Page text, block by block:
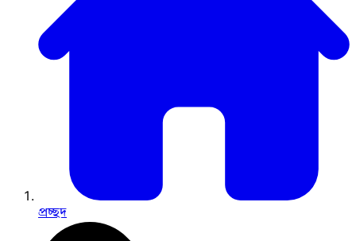
প্রচ্ছদ